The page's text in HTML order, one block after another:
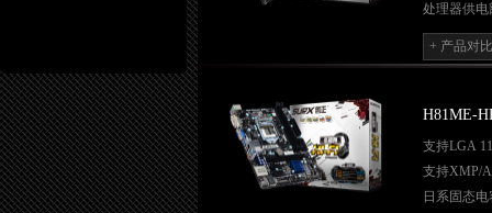
处理器供
独立音效
独立音频
Q-BOOT
+ 产品对比
H81ME-
支持LGA
支持XMP/
日系固态电